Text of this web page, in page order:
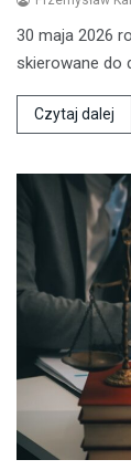
30 maja 2026
skierowane do
Czytaj dalej